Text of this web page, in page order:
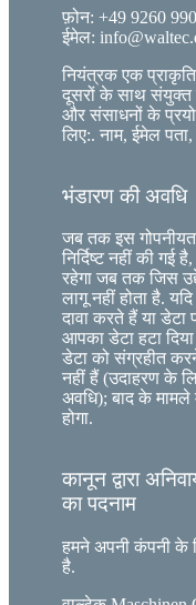
फ़ोन: +49 9260
ईमेल:
नियंत्रक एक
दूसरों के साथ
और संसाधनों के
लिए:. नाम, ईमेल
भंडारण की अवधि
जब तक इस
निर्दिष्ट नहीं की
रहेगा जब तक जिस
लागू नहीं होता है.
दावा करते हैं या डेटा
आपका डेटा हटा
डेटा को संग्रहीत
नहीं हैं (उदाहरण के
अवधि); बाद के मामले
होगा.
कानून द्वारा
का पदनाम
हमने अपनी कंपनी के
है.